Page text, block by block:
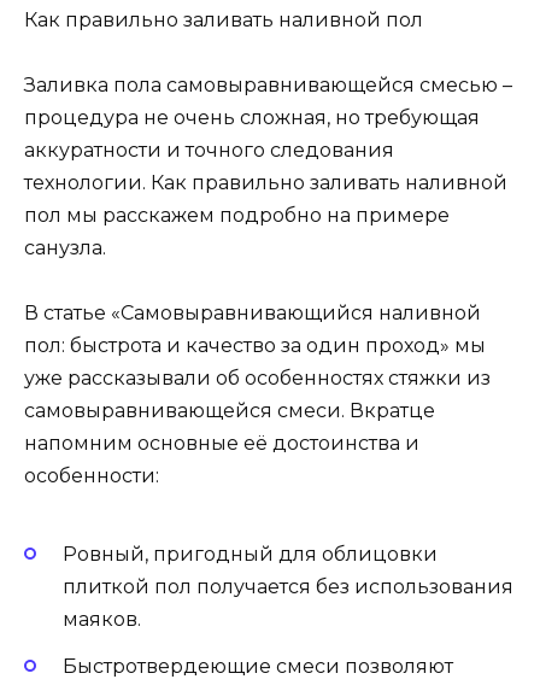
Как правильно заливать наливной пол
Заливка пола самовыравнивающейся смесью –
процедура не очень сложная, но требующая
аккуратности и точного следования
технологии. Как правильно заливать наливной
пол мы расскажем подробно на примере
санузла.
В статье «Самовыравнивающийся наливной
пол: быстрота и качество за один проход» мы
уже рассказывали об особенностях стяжки из
самовыравнивающейся смеси. Вкратце
напомним основные её достоинства и
особенности:
Ровный, пригодный для облицовки
плиткой пол получается без использования
маяков.
Быстротвердеющие смеси позволяют